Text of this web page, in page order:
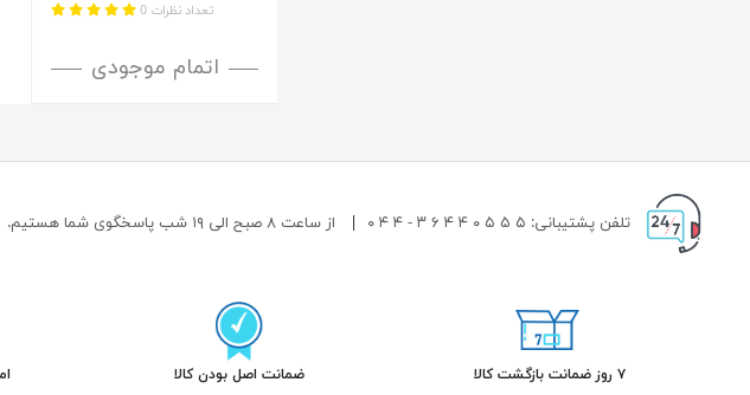
تعداد نظرات 0
اتمام موجودی
تلفن پشتیبانی: ۵ ۵ ۵ ۰ ۴ ۴ ۶ ۳ - ۴ ۴ ۰ از ساعت ۸ صبح الی ۱۹ شب پاسخگوی شما هستیم.
۷ روز ضمانت بازگشت کالا ضمانت اصل بودن کالا